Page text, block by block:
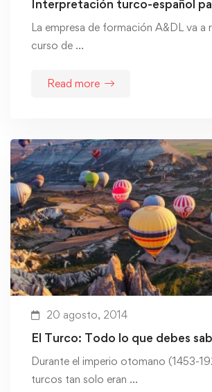
Interpretación turco-español
La empresa de formación A&DL va a
curso de …
Read more
20 agosto, 2014
El Turco: Todo lo que debes
Durante el imperio otomano (1453-
turcos tan solo eran …